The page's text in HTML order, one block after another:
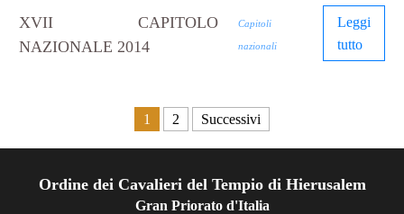
XVII CAPITOLO
NAZIONALE 2014
Capitoli
nazionali
Leggi
tutto
Paginazione degli articoli
1 2 Successivi
Ordine dei Cavalieri del Tempio di Hierusalem
Gran Priorato d'Italia